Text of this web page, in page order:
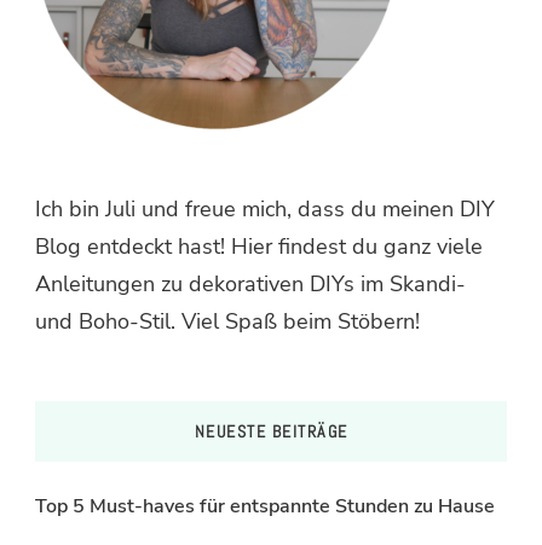
Ich bin Juli und freue mich, dass du meinen DIY
Blog entdeckt hast! Hier findest du ganz viele
Anleitungen zu dekorativen DIYs im Skandi-
und Boho-Stil. Viel Spaß beim Stöbern!
NEUESTE BEITRÄGE
Top 5 Must-haves für entspannte Stunden zu Hause